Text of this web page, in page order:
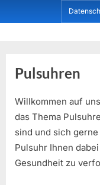
to
Pulsuhren
Willkommen auf
das Thema
sind und sich
Pulsuhr Ihnen
Gesundheit zu